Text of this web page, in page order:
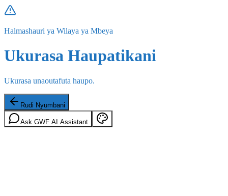
Halmashauri ya Wilaya ya Mbeya
Ukurasa Haupatikani
Ukurasa unaoutafuta haupo.
Rudi Nyumbani
Ask GWF AI Assistant